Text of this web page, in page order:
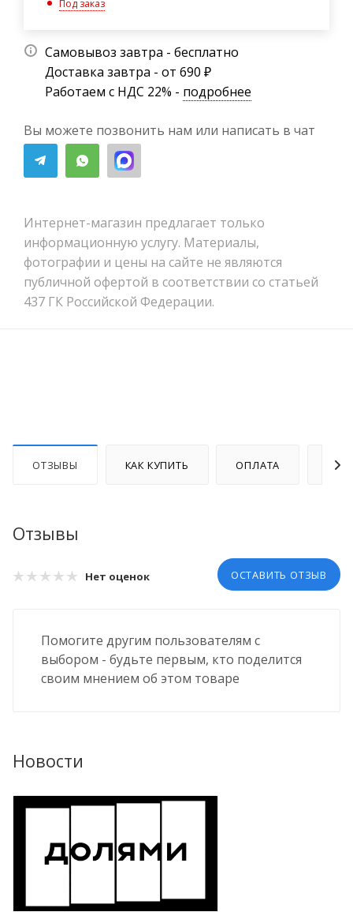
Под заказ
Самовывоз завтра - бесплатно
Доставка завтра - от 690 ₽
Работаем с НДС 22% - подробнее
Вы можете позвонить нам или написать в чат
Интернет-магазин предлагает только
информационную услугу. Материалы,
фотографии и цены на сайте не являются
публичной офертой в соответствии со статьей
437 ГК Российской Федерации.
ОТЗЫВЫ КАК КУПИТЬ ОПЛАТА
Отзывы
Нет оценок ОСТАВИТЬ ОТЗЫВ
Помогите другим пользователям с
выбором - будьте первым, кто поделится
своим мнением об этом товаре
Новости